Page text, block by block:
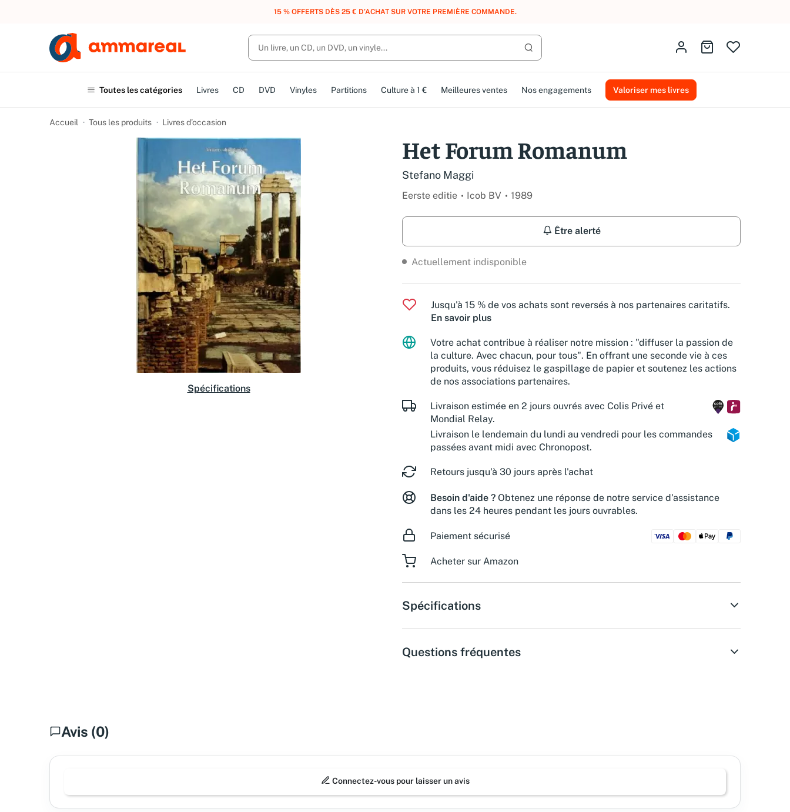
UN ACHAT, DES POINTS, DES RÉCOMPENSES :REJOIGNEZ GRATUITEMENT LE CLUB AMMAREAL.
Lancer la recherche
Identifiez-vousAller au panier
Toutes les catégories Livres CD DVD Vinyles Partitions Culture à 1 € Meilleures ventes Nos engagements Valoriser mes livres
Accueil Tous les produits Livres d’occasion
Spécifications
Het Forum Romanum
Stefano Maggi
Eerste editie Icob BV 1989
Être alerté
Actuellement indisponible
Jusqu'à 15 % de vos achats sont reversés à nos partenaires caritatifs.
En savoir plus
Votre achat contribue à réaliser notre mission : "diffuser la passion de
la culture. Avec chacun, pour tous". En offrant une seconde vie à ces
produits, vous réduisez le gaspillage de papier et soutenez les actions
de nos associations partenaires.
Livraison estimée en 2 jours ouvrés avec Colis Privé et
Mondial Relay.
Livraison le lendemain du lundi au vendredi pour les commandes
passées avant midi avec Chronopost.
Retours jusqu'à 30 jours après l'achat
Besoin d'aide ? Obtenez une réponse de notre service d'assistance
dans les 24 heures pendant les jours ouvrables.
Paiement sécurisé
Acheter sur Amazon
Spécifications
Questions fréquentes
Avis (0)
Connectez-vous pour laisser un avis